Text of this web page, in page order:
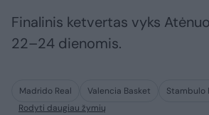
Finalinis ketvertas vyks
22–24 dienomis.
Madrido Real Valencia Basket
Stambulo
Rodyti daugiau žymių